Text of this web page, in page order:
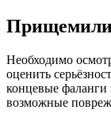
Прищемили
Необходимо
оценить
концевые фаланги
возможные